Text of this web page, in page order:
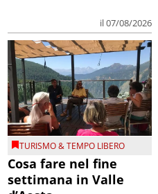
il 07/08/2026
TURISMO & TEMPO LIBERO
Cosa fare nel fine
settimana in Valle